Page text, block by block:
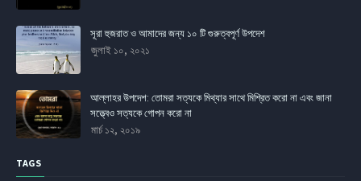
সূরা হুজরাত ও আমাদের জন্য ১০ টি গুরুত্বপূর্ণ উপদেশ
জুলাই ১০, ২০২১
আল্লাহর উপদেশ: তোমরা সত্যকে মিথ্যার সাথে মিশ্রিত করো না এবং জানা
সত্ত্বেও সত্যকে গোপন করো না
মার্চ ১২, ২০১৯
TAGS